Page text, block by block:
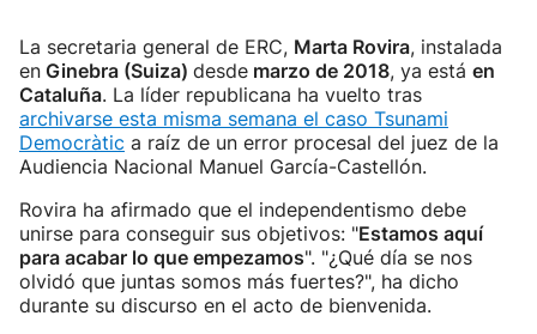
La secretaria general de ERC, Marta Rovira, instalada
en Ginebra (Suiza) desde marzo de 2018, ya está en
Cataluña. La líder republicana ha vuelto tras
archivarse esta misma semana el caso Tsunami
Democràtic a raíz de un error procesal del juez de la
Audiencia Nacional Manuel García-Castellón.
Rovira ha afirmado que el independentismo debe
unirse para conseguir sus objetivos: "Estamos aquí
para acabar lo que empezamos". "¿Qué día se nos
olvidó que juntas somos más fuertes?", ha dicho
durante su discurso en el acto de bienvenida.